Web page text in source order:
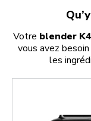
Votre blender
vous avez
les